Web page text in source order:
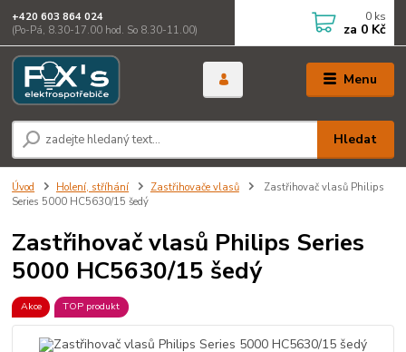
Menu
Hledat
+420 603 864 024
(Po-Pá, 8.30-17.00 hod. So 8.30-11.00)
0 ks
za 0 Kč
Úvod Holení, stříhání Zastřihovače vlasů
Zastřihovač vlasů Philips
Series 5000 HC5630/15 šedý
Zastřihovač vlasů Philips Series
5000 HC5630/15 šedý
Akce TOP produkt